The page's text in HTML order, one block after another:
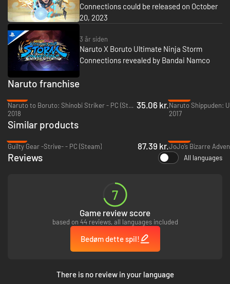
Dette spil kombinerer originale scener fra Naruto-animen med de
kampoplevelser af høj kvalitet, der forventes af STORM-seriens
udviklerhold. Spillet indeholder højdepunkter fra starten af Narutos
historie op til den endelige kamp i serien. Genspil to legendariske ninjaers
rejse!
Spil en ny original historie, hvor Boruto Uzumaki, sønnen af 7th Hokage og
ninja af den nye æra, involveres i en storslået kamp med hele
ninjaverdenen, efter at han møder en pige i et populært onlinespil.
• Et andet aspekt, som Narutos fans kan sætte pris på, er
Connections could be released on October
20, 2023
3 år siden
Naruto X Boruto Ultimate Ninja Storm
Connections revealed by Bandai Namco
Naruto franchise
Naruto to Boruto: Shinobi Striker - PC (Steam)
2018
35.06 kr.
2017
Similar products
Guilty Gear -Strive- - PC (Steam)
87.39 kr.
Reviews All languages
7
Game review score
based on 44 reviews, all languages included
Bedøm dette spil!
There is no review in your language